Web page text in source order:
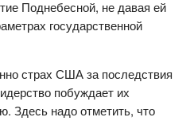
Поднебесной, не давая ей
государственной
страх США за последствия
побуждает их
Здесь надо отметить, что